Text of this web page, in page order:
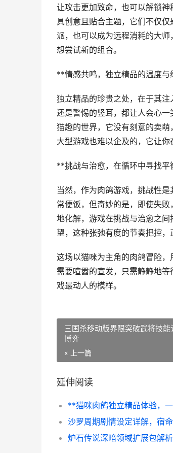
让攻击更加致命，也可以解锁
具创意且贴合主题，它们不仅
派，也可以成为远程消耗的大
想尝试新的组合。
**情感共鸣，独立精品的温度与
独立精品的珍贵之处，在于其注
还是警惕的竖耳，都让人会心
猫趣的世界，它没有刻意的卖
大型游戏也难以企及的，它让你
**挑战与治愈，在循环中寻找平
当然，作为肉鸽游戏，挑战性
常便饭，但奇妙的是，即使失
地化解，游戏在挑战与治愈之
望，这种张弛有度的节奏把控，
这场以猫咪为主角的肉鸽冒险
需要喧嚣的宣发，只需静静地
戏最动人的模样。
三国杀移动版界限突破武将技
博弈
« 上一篇
延伸阅读
沙罗周期剧情设定详解，宿